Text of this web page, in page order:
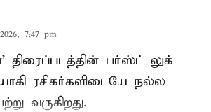
7:47 pm
திரைப்படத்தின் பர்ஸ்ட் லுக்
ரசிகர்களிடையே நல்ல
வருகிறது.